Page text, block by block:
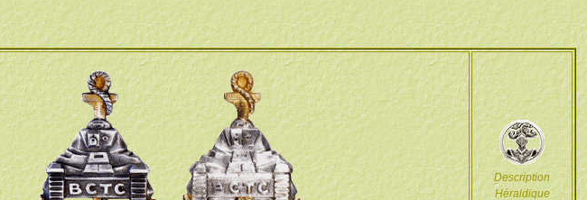
Description
Héraldique